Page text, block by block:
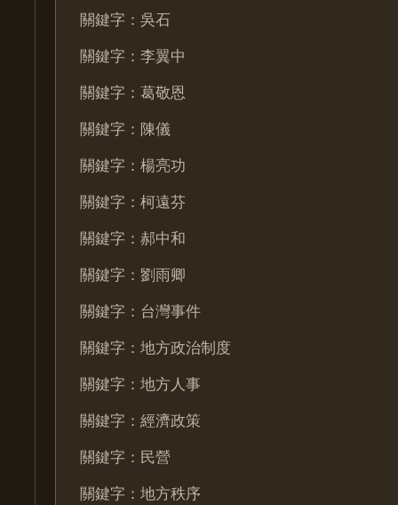
關鍵字：吳石
關鍵字：李翼中
關鍵字：葛敬恩
關鍵字：陳儀
關鍵字：楊亮功
關鍵字：柯遠芬
關鍵字：郝中和
關鍵字：劉雨卿
關鍵字：台灣事件
關鍵字：地方政治制度
關鍵字：地方人事
關鍵字：經濟政策
關鍵字：民營
關鍵字：地方秩序